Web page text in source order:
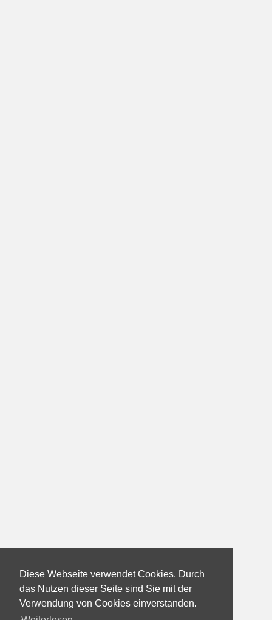
Diese Webseite verwendet Cookies. Durch
das Nutzen dieser Seite sind Sie mit der
Verwendung von Cookies einverstanden.